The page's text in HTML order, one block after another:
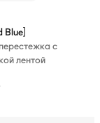
Blue]
с
лентой